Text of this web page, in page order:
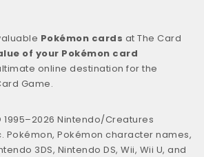
Pokémon cards at The Card
of your Pokémon card
online destination for the
Game.
Nintendo/Creatures
Pokémon, Pokémon character names,
3DS, Nintendo DS, Wii, Wii U, and